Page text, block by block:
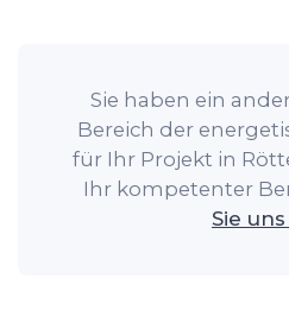
Sie haben ein
Bereich der
für Ihr Projekt in
Ihr kompetenter
Sie